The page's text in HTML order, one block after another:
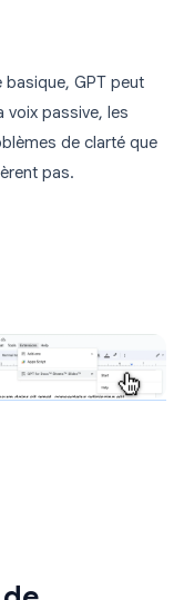
GPT peut
passive, les
de clarté que
pas.